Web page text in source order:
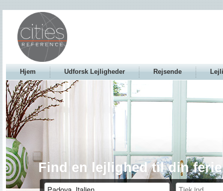
Hjem Udforsk Lejligheder Rejsende
Find en lejlighed til din